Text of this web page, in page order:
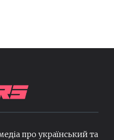
про український та